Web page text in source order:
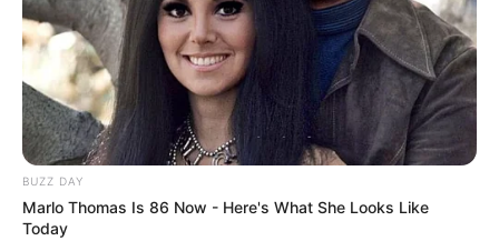
BUZZ DAY
Marlo Thomas Is 86 Now - Here's What She Looks Like
Today